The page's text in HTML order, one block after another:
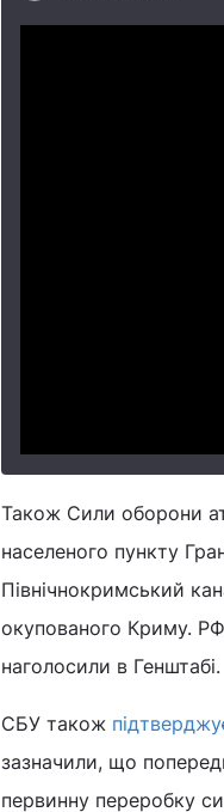
Також Сили оборони
населеного пункту
Північнокримський
окупованого Криму. РФ
наголосили в Генштабі.
СБУ також
зазначили, що
первинну переробку